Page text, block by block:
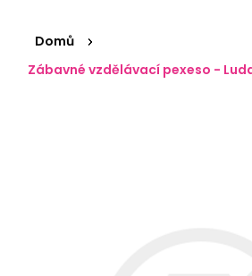
Domů
Zábavné vzdělávací pexeso -